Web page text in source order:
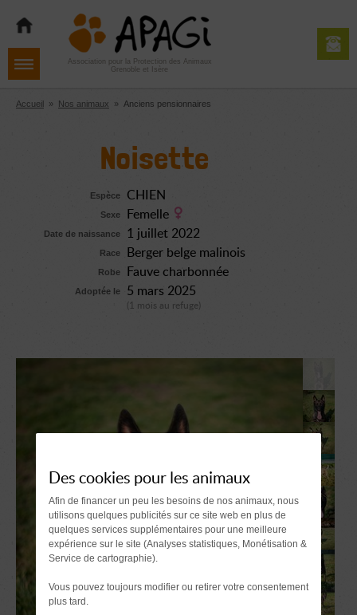
navigation
contenu
Aller
pied
de
Association pour la Protection des Animaux
Grenoble et Isère
Accueil » Nos animaux » Anciens pensionnaires
Noisette
Espèce CHIEN
Sexe Femelle
Date de naissance 1 juillet 2022
Race Berger belge malinois
Robe Fauve charbonnée
Adoptée le 5 mars 2025
(1 mois au refuge)
Des cookies pour les animaux
Afin de financer un peu les besoins de nos animaux, nous
utilisons quelques publicités sur ce site web en plus de
quelques services supplémentaires pour une meilleure
expérience sur le site (Analyses statistiques, Monétisation &
Service de cartographie).
Vous pouvez toujours modifier ou retirer votre consentement
plus tard.